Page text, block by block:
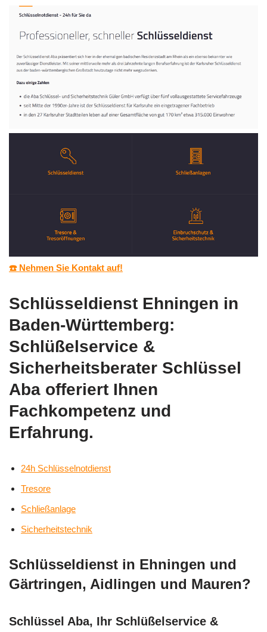
☎️ Nehmen Sie Kontakt auf!
Schlüsseldienst Ehningen in
Baden-Württemberg:
Schlüßelservice &
Sicherheitsberater Schlüssel
Aba offeriert Ihnen
Fachkompetenz und
Erfahrung.
24h Schlüsselnotdienst
Tresore
Schließanlage
Sicherheitstechnik
Schlüsseldienst in Ehningen und
Gärtringen, Aidlingen und Mauren?
Schlüssel Aba, Ihr Schlüßelservice &